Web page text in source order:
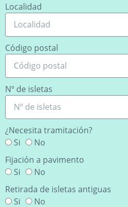
Localidad
Código postal
Nº de isletas
¿Necesita tramitación?
Si
No
Fijación a pavimento
Si
No
Retirada de isletas antiguas
Si
No